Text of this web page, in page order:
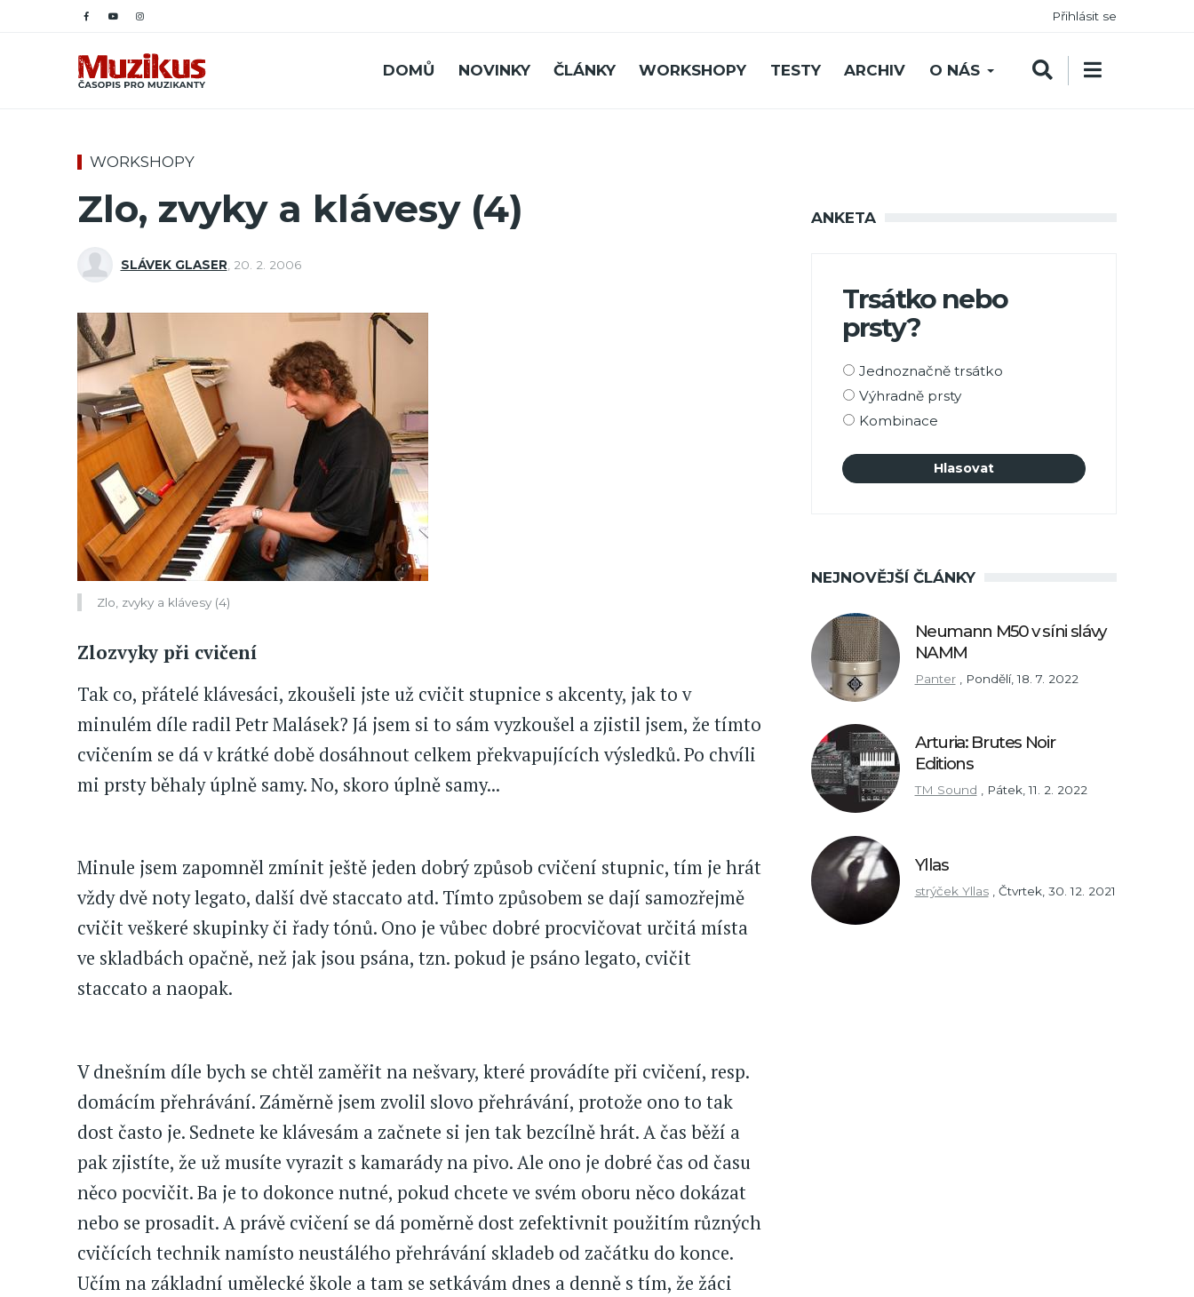
Přihlásit se
DOMŮ NOVINKY ČLÁNKY WORKSHOPY TESTY ARCHIV O NÁS
WORKSHOPY
Zlo, zvyky a klávesy (4)
SLÁVEK GLASER, 20. 2. 2006
Zlo, zvyky a klávesy (4)
Zlozvyky při cvičení
Tak co, přátelé klávesáci, zkoušeli jste už cvičit stupnice s akcenty, jak to v
minulém díle radil Petr Malásek? Já jsem si to sám vyzkoušel a zjistil jsem, že tímto
cvičením se dá v krátké době dosáhnout celkem překvapujících výsledků. Po chvíli
mi prsty běhaly úplně samy. No, skoro úplně samy...
Minule jsem zapomněl zmínit ještě jeden dobrý způsob cvičení stupnic, tím je hrát
vždy dvě noty legato, další dvě staccato atd. Tímto způsobem se dají samozřejmě
cvičit veškeré skupinky či řady tónů. Ono je vůbec dobré procvičovat určitá místa
ve skladbách opačně, než jak jsou psána, tzn. pokud je psáno legato, cvičit
staccato a naopak.
V dnešním díle bych se chtěl zaměřit na nešvary, které provádíte při cvičení, resp.
domácím přehrávání. Záměrně jsem zvolil slovo přehrávání, protože ono to tak
dost často je. Sednete ke klávesám a začnete si jen tak bezcílně hrát. A čas běží a
pak zjistíte, že už musíte vyrazit s kamarády na pivo. Ale ono je dobré čas od času
něco pocvičit. Ba je to dokonce nutné, pokud chcete ve svém oboru něco dokázat
nebo se prosadit. A právě cvičení se dá poměrně dost zefektivnit použitím různých
cvičících technik namísto neustálého přehrávání skladeb od začátku do konce.
Učím na základní umělecké škole a tam se setkávám dnes a denně s tím, že žáci
ANKETA
Trsátko nebo
prsty?
Možnosti
výběru
Jednoznačně trsátko
Výhradně prsty
Kombinace
NEJNOVĚJŠÍ ČLÁNKY
Neumann M50 v síni slávy
NAMM
Panter Pondělí, 18. 7. 2022
Arturia: Brutes Noir
Editions
TM Sound , Pátek, 11. 2. 2022
Yllas
strýček Yllas Čtvrtek, 30. 12. 2021